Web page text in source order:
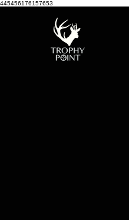
445456176157653